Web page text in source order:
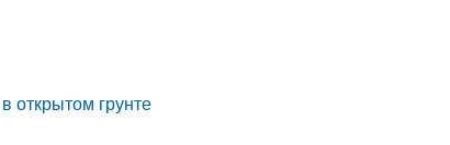
открытом грунте